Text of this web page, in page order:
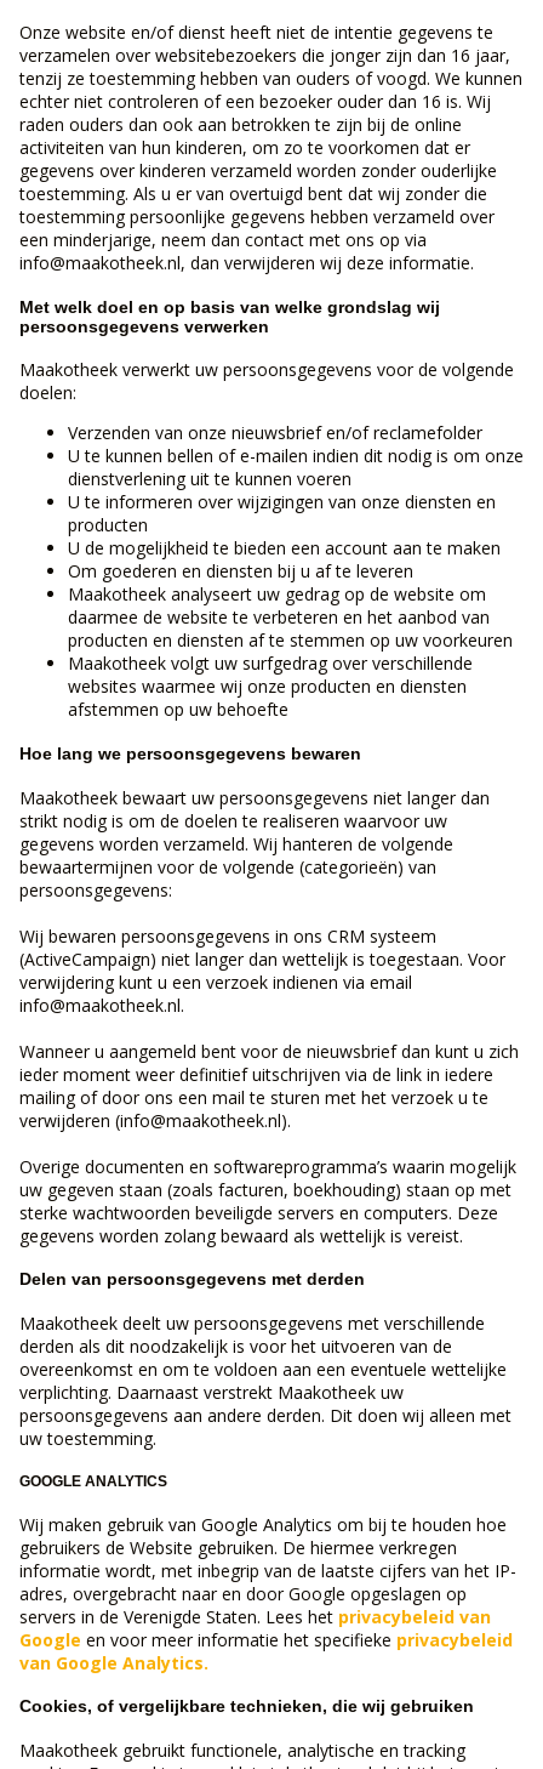
Onze website en/of dienst heeft niet de intentie gegevens te
verzamelen over websitebezoekers die jonger zijn dan 16 jaar,
tenzij ze toestemming hebben van ouders of voogd. We kunnen
echter niet controleren of een bezoeker ouder dan 16 is. Wij
raden ouders dan ook aan betrokken te zijn bij de online
activiteiten van hun kinderen, om zo te voorkomen dat er
gegevens over kinderen verzameld worden zonder ouderlijke
toestemming. Als u er van overtuigd bent dat wij zonder die
toestemming persoonlijke gegevens hebben verzameld over
een minderjarige, neem dan contact met ons op via
info@maakotheek.nl, dan verwijderen wij deze informatie.
Met welk doel en op basis van welke grondslag wij
persoonsgegevens verwerken
Maakotheek verwerkt uw persoonsgegevens voor de volgende
doelen:
Verzenden van onze nieuwsbrief en/of reclamefolder
U te kunnen bellen of e-mailen indien dit nodig is om onze
dienstverlening uit te kunnen voeren
U te informeren over wijzigingen van onze diensten en
producten
U de mogelijkheid te bieden een account aan te maken
Om goederen en diensten bij u af te leveren
Maakotheek analyseert uw gedrag op de website om
daarmee de website te verbeteren en het aanbod van
producten en diensten af te stemmen op uw voorkeuren
Maakotheek volgt uw surfgedrag over verschillende
websites waarmee wij onze producten en diensten
afstemmen op uw behoefte
Hoe lang we persoonsgegevens bewaren
Maakotheek bewaart uw persoonsgegevens niet langer dan
strikt nodig is om de doelen te realiseren waarvoor uw
gegevens worden verzameld. Wij hanteren de volgende
bewaartermijnen voor de volgende (categorieën) van
persoonsgegevens:
Wij bewaren persoonsgegevens in ons CRM systeem
(ActiveCampaign) niet langer dan wettelijk is toegestaan. Voor
verwijdering kunt u een verzoek indienen via email
info@maakotheek.nl.
Wanneer u aangemeld bent voor de nieuwsbrief dan kunt u zich
ieder moment weer definitief uitschrijven via de link in iedere
mailing of door ons een mail te sturen met het verzoek u te
verwijderen (info@maakotheek.nl).
Overige documenten en softwareprogramma’s waarin mogelijk
uw gegeven staan (zoals facturen, boekhouding) staan op met
sterke wachtwoorden beveiligde servers en computers. Deze
gegevens worden zolang bewaard als wettelijk is vereist.
Delen van persoonsgegevens met derden
Maakotheek deelt uw persoonsgegevens met verschillende
derden als dit noodzakelijk is voor het uitvoeren van de
overeenkomst en om te voldoen aan een eventuele wettelijke
verplichting. Daarnaast verstrekt Maakotheek uw
persoonsgegevens aan andere derden. Dit doen wij alleen met
uw toestemming.
GOOGLE ANALYTICS
Wij maken gebruik van Google Analytics om bij te houden hoe
gebruikers de Website gebruiken. De hiermee verkregen
informatie wordt, met inbegrip van de laatste cijfers van het IP-
adres, overgebracht naar en door Google opgeslagen op
servers in de Verenigde Staten. Lees het privacybeleid van
Google en voor meer informatie het specifieke privacybeleid
van Google Analytics.
Cookies, of vergelijkbare technieken, die wij gebruiken
Maakotheek gebruikt functionele, analytische en tracking